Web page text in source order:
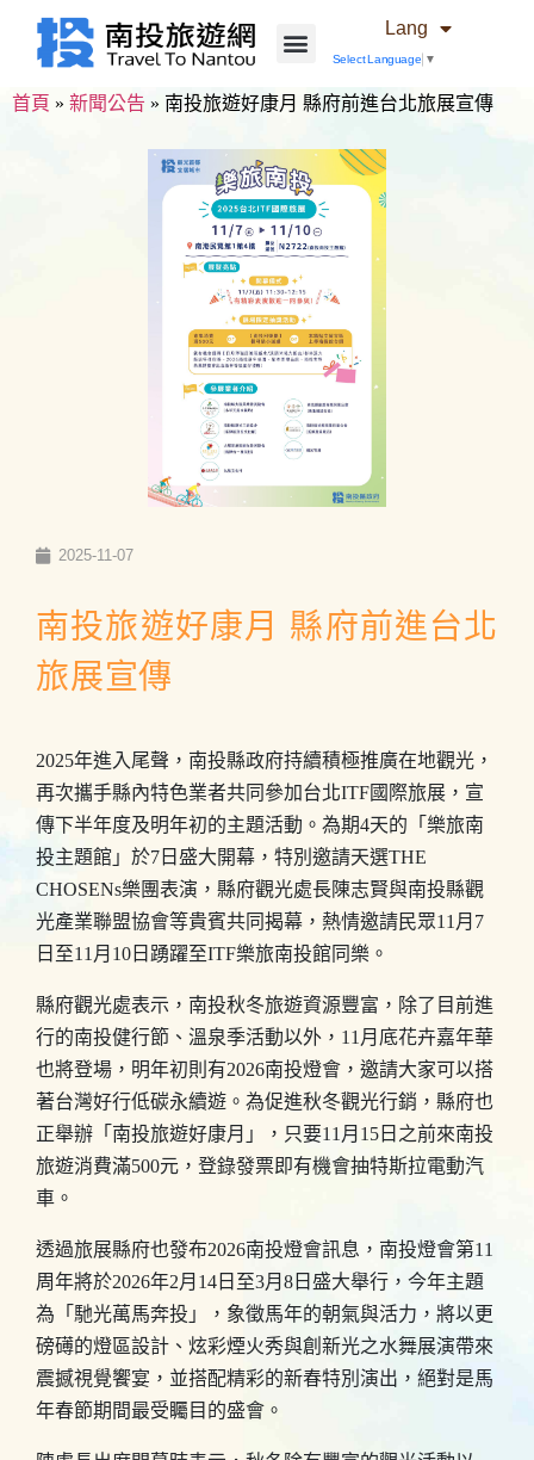
Lang
Select Language ▼
首頁 » 新聞公告 » 南投旅遊好康月 縣府前進台北旅展宣傳
2025-11-07
南投旅遊好康月 縣府前進台北
旅展宣傳
2025年進入尾聲，南投縣政府持續積極推廣在地觀光，
再次攜手縣內特色業者共同參加台北ITF國際旅展，宣
傳下半年度及明年初的主題活動。為期4天的「樂旅南
投主題館」於7日盛大開幕，特別邀請天選THE
CHOSENs樂團表演，縣府觀光處長陳志賢與南投縣觀
光產業聯盟協會等貴賓共同揭幕，熱情邀請民眾11月7
日至11月10日踴躍至ITF樂旅南投館同樂。
縣府觀光處表示，南投秋冬旅遊資源豐富，除了目前進
行的南投健行節、溫泉季活動以外，11月底花卉嘉年華
也將登場，明年初則有2026南投燈會，邀請大家可以搭
著台灣好行低碳永續遊。為促進秋冬觀光行銷，縣府也
正舉辦「南投旅遊好康月」，只要11月15日之前來南投
旅遊消費滿500元，登錄發票即有機會抽特斯拉電動汽
車。
透過旅展縣府也發布2026南投燈會訊息，南投燈會第11
周年將於2026年2月14日至3月8日盛大舉行，今年主題
為「馳光萬馬奔投」，象徵馬年的朝氣與活力，將以更
磅礡的燈區設計、炫彩煙火秀與創新光之水舞展演帶來
震撼視覺饗宴，並搭配精彩的新春特別演出，絕對是馬
年春節期間最受矚目的盛會。